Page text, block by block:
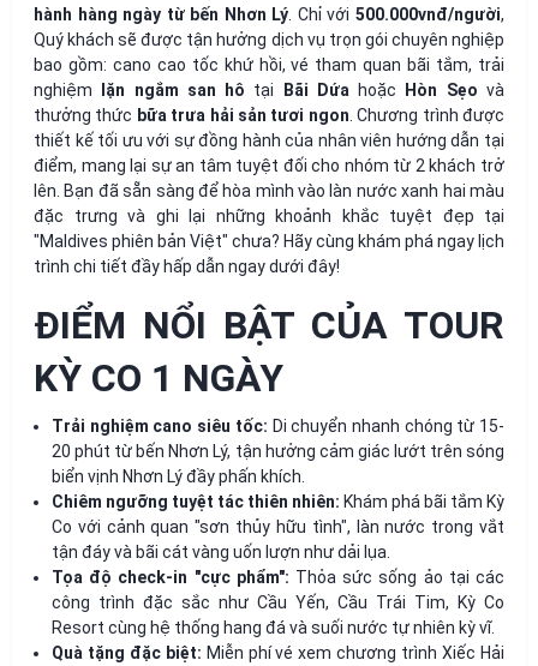
hành hàng ngày từ bến Nhơn Lý . Chỉ với500.000vnđ/người,
Quý khách sẽ được tận hưởng dịch vụ trọn gói chuyên nghiệp
bao gồm: cano cao tốc khứ hồi, vé tham quan bãi tắm, trải
nghiệm
lặn ngắm san hô tại Bãi Dứa hoặc Hòn Sẹo và
thưởng thức bữa trưa hải sản tươi ngon . Chương trình được
thiết kế tối ưu với sự đồng hành của nhân viên hướng dẫn tại
điểm, mang lại sự an tâm tuyệt đối cho nhóm từ 2 khách trở
lên. Bạn đã sẵn sàng để hòa mình vào làn nước xanh hai màu
đặc trưng và ghi lại những khoảnh khắc tuyệt đẹp tại
"Maldives phiên bản Việt" chưa? Hãy cùng khám phá ngay lịch
trình chi tiết đầy hấp dẫn ngay dưới đây!
ĐIỂM NỔI BẬT CỦA TOUR
KỲ CO 1 NGÀY
Trải nghiệm cano siêu tốc: Di chuyển nhanh chóng từ 15-
20 phút từ bến Nhơn Lý, tận hưởng cảm giác lướt trên sóng
biển vịnh Nhơn Lý đầy phấn khích.
Chiêm ngưỡng tuyệt tác thiên nhiên: Khám phá bãi tắm Kỳ
Co với cảnh quan "sơn thủy hữu tình", làn nước trong vắt
tận đáy và bãi cát vàng uốn lượn như dải lụa.
Tọa độ check-in "cực phẩm": Thỏa sức sống ảo tại các
công trình đặc sắc như Cầu Yến, Cầu Trái Tim, Kỳ Co
Resort cùng hệ thống hang đá và suối nước tự nhiên kỳ vĩ.
Quà tặng đặc biệt: Miễn phí vé xem chương trình Xiếc Hải